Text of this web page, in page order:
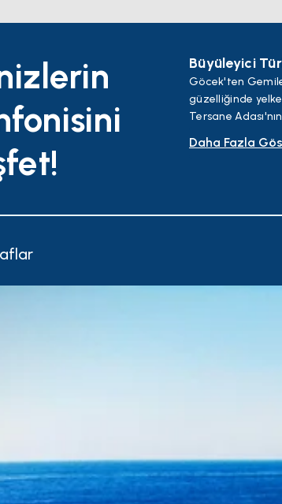
Büyüleyici
Göcek'ten
güzelliğinde
Tersane
Dünya çapında
başlangıç
Daha Fazla